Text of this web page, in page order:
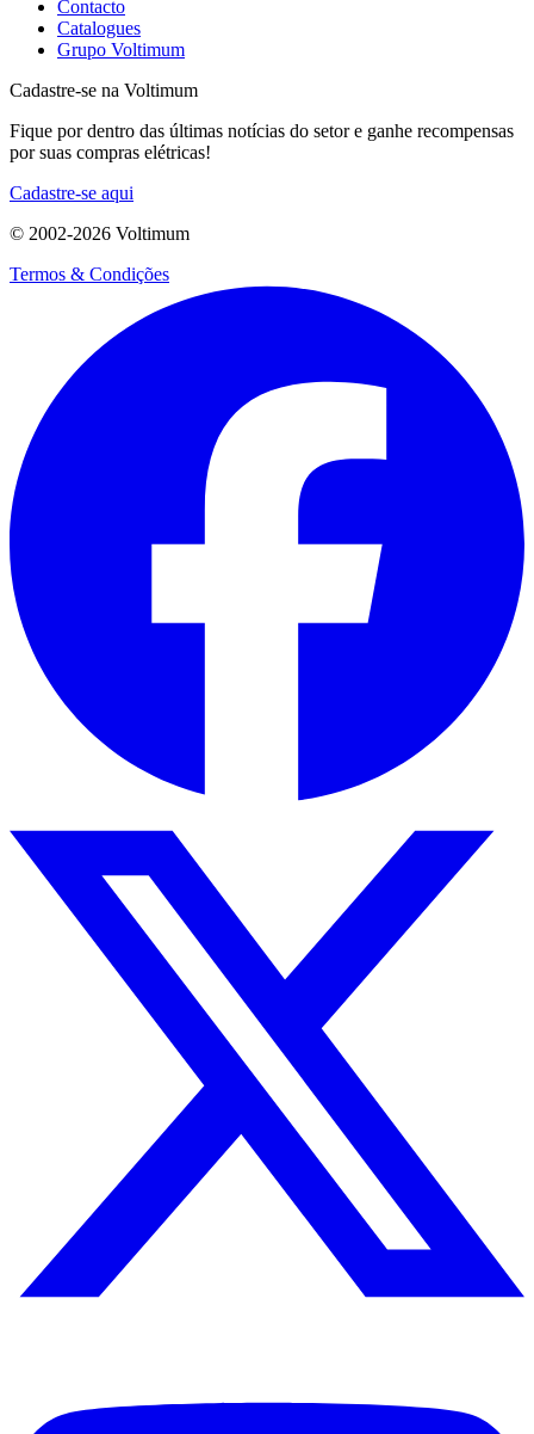
Contacto
Catalogues
Grupo Voltimum
Cadastre-se na Voltimum
Fique por dentro das últimas notícias do setor e ganhe recompensas
por suas compras elétricas!
Cadastre-se aqui
© 2002-2026 Voltimum
Termos & Condições